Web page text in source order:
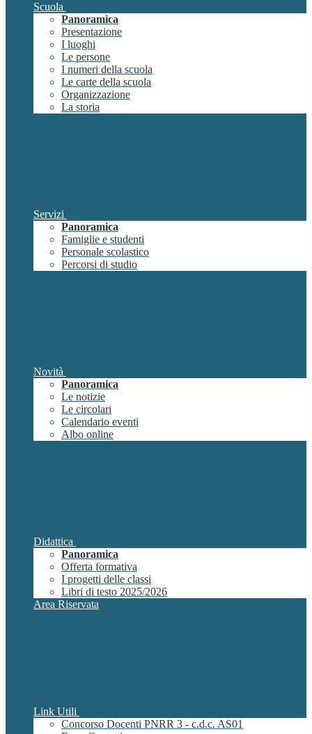
Scuola
Panoramica
Presentazione
I luoghi
Le persone
I numeri della scuola
Le carte della scuola
Organizzazione
La storia
Servizi
Panoramica
Famiglie e studenti
Personale scolastico
Percorsi di studio
Novità
Panoramica
Le notizie
Le circolari
Calendario eventi
Albo online
Didattica
Panoramica
Offerta formativa
I progetti delle classi
Libri di testo 2025/2026
Area Riservata
Link Utili
Concorso Docenti PNRR 3 - c.d.c. AS01